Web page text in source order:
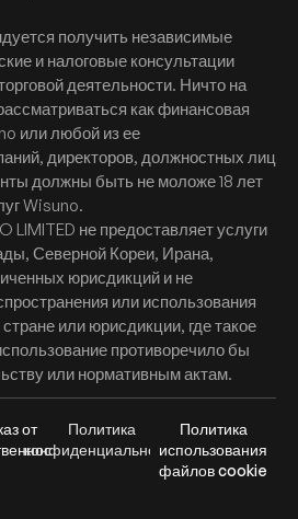
получить независимые
и налоговые консультации
деятельности. Ничто на
как финансовая
или любой из ее
директоров, должностных лиц
должны быть не моложе 18 лет
Wisuno.
LIMITED не предоставляет услуги
Северной Кореи, Ирана,
юрисдикций и не
или использования
или юрисдикции, где такое
противоречило бы
или нормативным актам.
от
Политика
конфиденциальности
Политика
использования
файлов cookie